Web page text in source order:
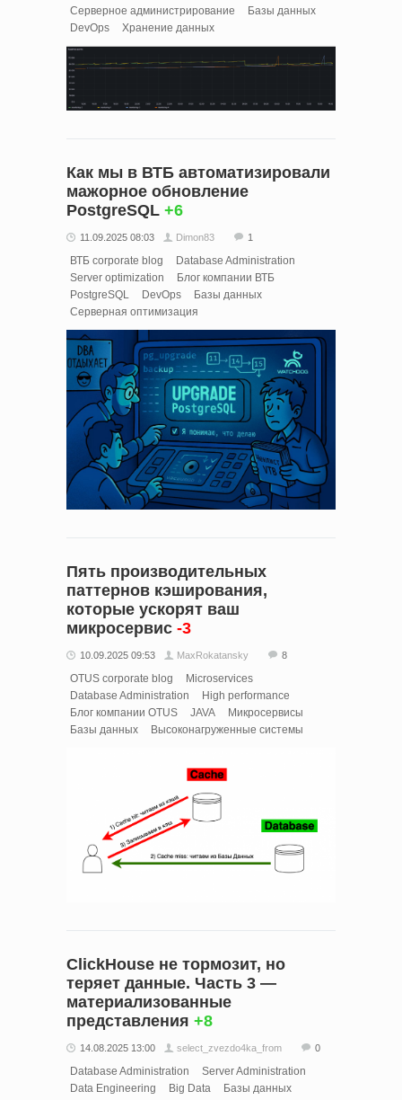
Серверное администрирование
Базы данных
DevOps
Хранение данных
Как мы в ВТБ автоматизировали
мажорное обновление
PostgreSQL +6
11.09.2025 08:03 Dimon83 1
ВТБ corporate blog
Database Administration
Server optimization
Блог компании ВТБ
PostgreSQL
DevOps
Базы данных
Серверная оптимизация
Пять производительных
паттернов кэширования,
которые ускорят ваш
микросервис -3
10.09.2025 09:53 MaxRokatansky 8
OTUS corporate blog
Microservices
Database Administration
High performance
Блог компании OTUS
JAVA
Микросервисы
Базы данных
Высоконагруженные системы
ClickHouse не тормозит, но
теряет данные. Часть 3 —
материализованные
представления +8
14.08.2025 13:00 select_zvezdo4ka_from 0
Database Administration
Server Administration
Data Engineering
Big Data
Базы данных